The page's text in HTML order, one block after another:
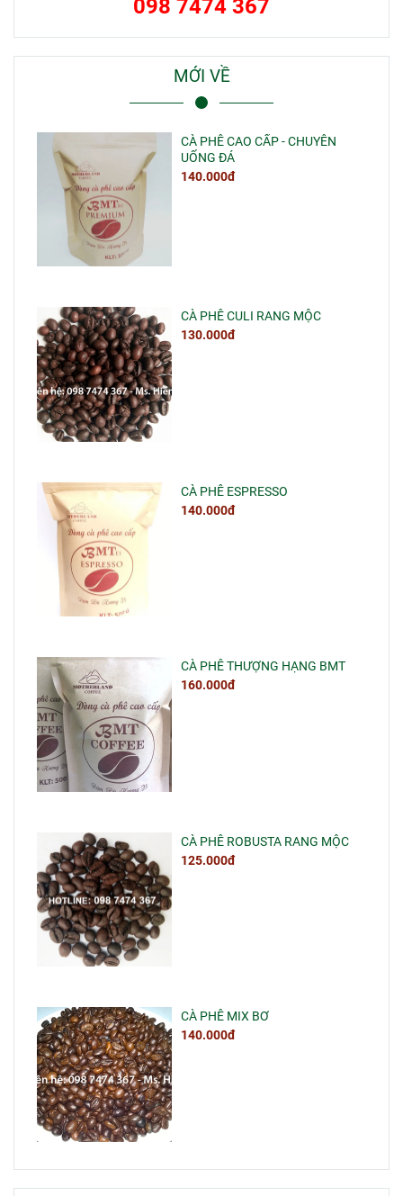
098 7474 367
MỚI VỀ
CÀ PHÊ CAO CẤP - CHUYÊN
UỐNG ĐÁ
140.000đ
CÀ PHÊ CULI RANG MỘC
130.000đ
CÀ PHÊ ESPRESSO
140.000đ
CÀ PHÊ THƯỢNG HẠNG BMT
160.000đ
CÀ PHÊ ROBUSTA RANG MỘC
125.000đ
CÀ PHÊ MIX BƠ
140.000đ